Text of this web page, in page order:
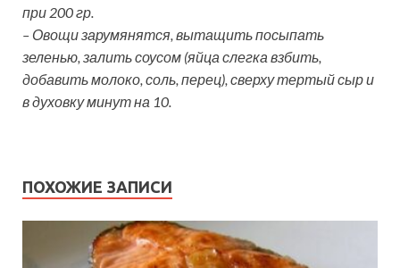
при 200 гр.
– Овощи зарумянятся, вытащить посыпать
зеленью, залить соусом (яйца слегка взбить,
добавить молоко, соль, перец), сверху тертый сыр и
в духовку минут на 10.
ПОХОЖИЕ ЗАПИСИ